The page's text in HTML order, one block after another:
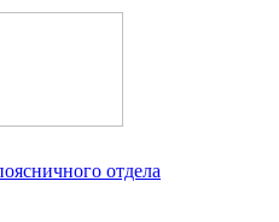
отдела